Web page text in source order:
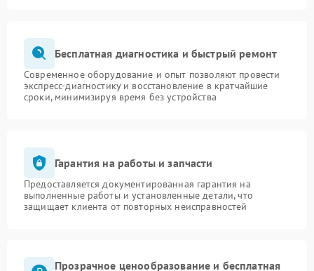
Бесплатная диагностика и быстрый ремонт
Современное оборудование и опыт позволяют провести
экспресс-диагностику и восстановление в кратчайшие
сроки, минимизируя время без устройства
Гарантия на работы и запчасти
Предоставляется документированная гарантия на
выполненные работы и установленные детали, что
защищает клиента от повторных неисправностей
Прозрачное ценообразование и бесплатная